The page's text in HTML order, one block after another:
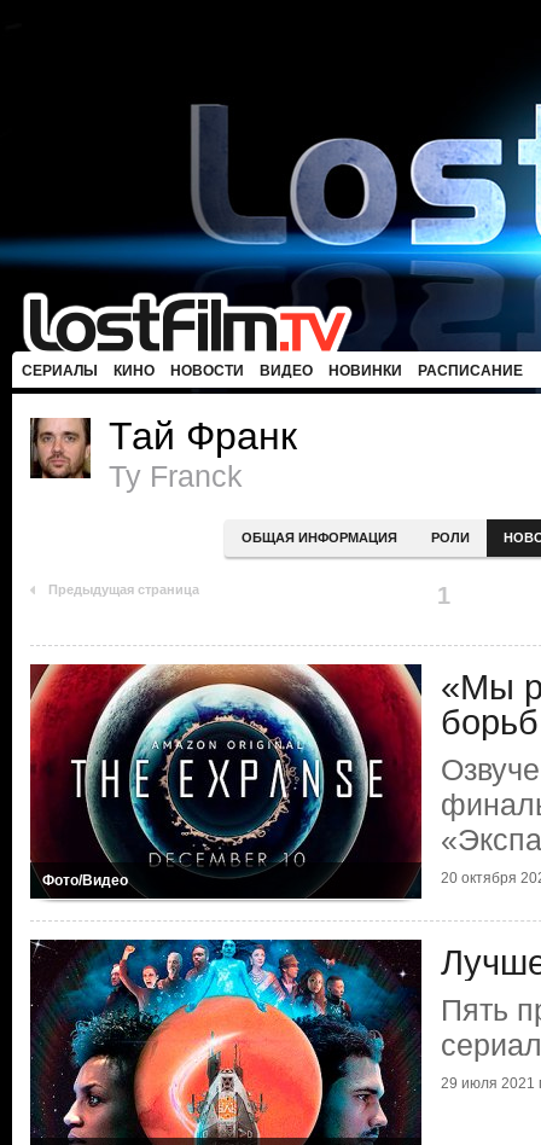
СЕРИАЛЫ КИНО НОВОСТИ ВИДЕО НОВИНКИ РАСПИСАНИЕ
Тай Франк
Ty Franck
ОБЩАЯ ИНФОРМАЦИЯ РОЛИ
Предыдущая страница 1
Фото/Видео
«Мы
20 октября
Пять
29 июля 2021